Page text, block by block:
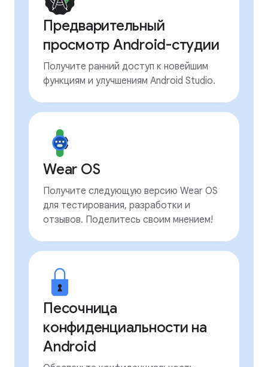
Предварительный
просмотр Android-студии
Получите ранний доступ к новейшим
функциям и улучшениям Android Studio.
Wear OS
Получите следующую версию Wear OS
для тестирования, разработки и
отзывов. Поделитесь своим мнением!
Песочница
конфиденциальности на
Android